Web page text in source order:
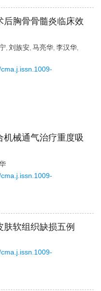
后胸骨骨髓炎临床效
, 刘族安, 马亮华, 李汉华,
械通气治疗重度吸
软组织缺损五例